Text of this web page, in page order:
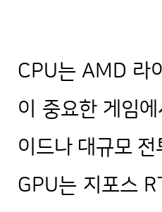
CPU는 AMD 라
이 중요한 게임
이드나 대규모
GPU는 지포스